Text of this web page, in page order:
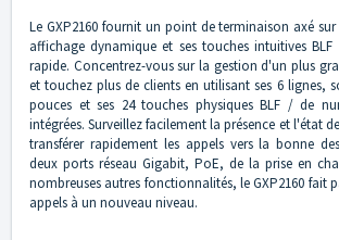
Le GXP2160 fournit un point de terminaison axé
affichage dynamique et ses touches intuitives
rapide. Concentrez-vous sur la gestion d'un plus
et touchez plus de clients en utilisant ses 6 lignes,
pouces et ses 24 touches physiques BLF / de
intégrées. Surveillez facilement la présence et l'état
transférer rapidement les appels vers la bonne
deux ports réseau Gigabit, PoE, de la prise en
nombreuses autres fonctionnalités, le GXP2160 fait
appels à un nouveau niveau.